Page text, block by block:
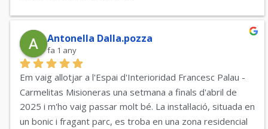
meva motxilla contingués partitures importants de
concerts, que havia deixat a l'autobús turístic, de tornada
l'endemà al matí, un dissabte.
Només puc recomanar aquesta casa a tot arreu!
Antonella Dalla.pozza
fa 1 any
Em vaig allotjar a l'Espai d'Interioridad Francesc Palau -
Carmelitas Misioneras una setmana a finals d'abril de
2025 i m'ho vaig passar molt bé. La instal·lació, situada en
un bonic i fragant parc, es troba en una zona residencial